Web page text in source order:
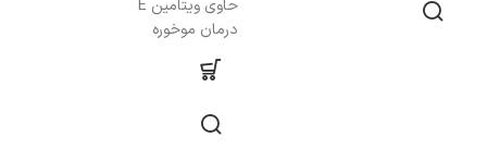
حاوی ویتامین E
درمان موخوره